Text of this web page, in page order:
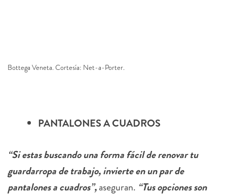
Bottega Veneta. Cortesía: Net-a-Porter.
PANTALONES A CUADROS
“Si estas buscando una forma fácil de renovar tu
guardarropa de trabajo, invierte en un par de
pantalones a cuadros”,aseguran. “Tus opciones son